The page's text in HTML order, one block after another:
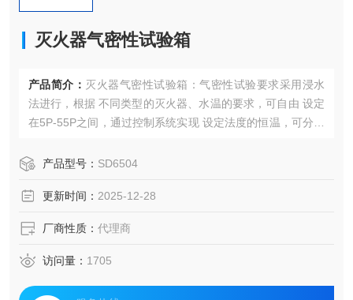
灭火器气密性试验箱
产品简介： 灭火器气密性试验箱：气密性试验要求采用浸水
法进行，根据 不同类型的灭火器、水温的要求，可自由 设定
在5P-55P之间，通过控制系统实现 设定法度的恒温，可分别
产品型号： SD6504
更新时间： 2025-12-28
厂商性质： 代理商
访问量： 1705